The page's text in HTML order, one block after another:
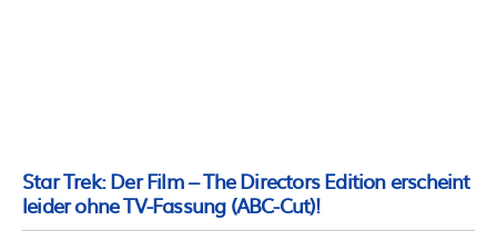
Star Trek: Der Film – The Directors Edition erscheint
leider ohne TV-Fassung (ABC-Cut)!